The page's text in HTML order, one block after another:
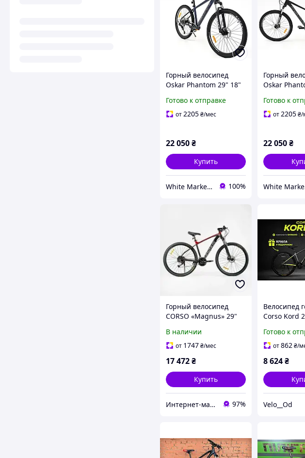
Горный велосипед
Oskar Phantom 29" 18"
матовый,
алюминиевая рама,
MT200
Готово к отправке
от 2205₴/мес
22 050₴
Купить
White Market - супермаркет корисних товарів 100%
Горный
Oskar
Готово к
от2205₴/
22 050₴
Горный велосипед
CORSO «Magnus» 29"
алюминиевая,
оборудование Shimano
В наличии
от 1747₴/мес
17 472₴
Купить
Интернет-магазин "Топ Маркет2014" 97%
Велосипед
Corso Kord
скорость
дисковые
Готово к
от862₴/
8 624₴
Velo__Od